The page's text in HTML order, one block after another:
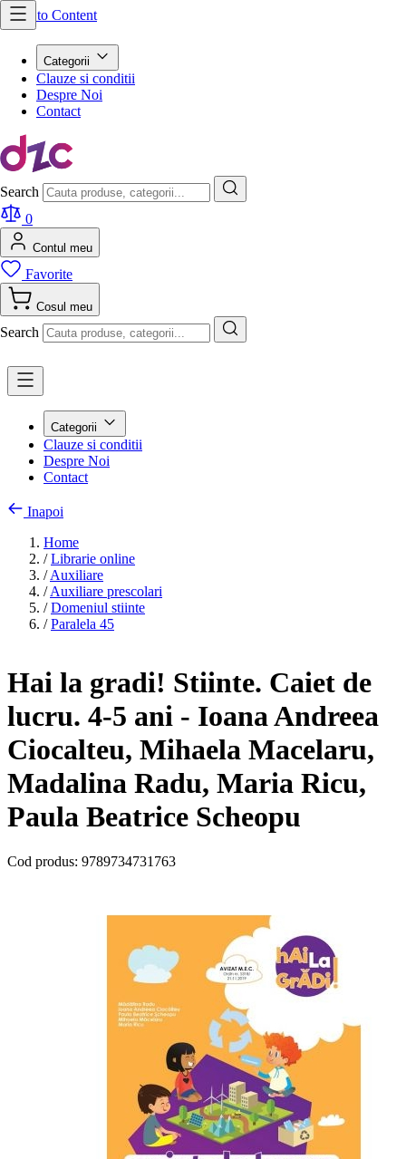
Skip to Content
Categorii
Clauze si conditii
Despre Noi
Contact
Search
0
Contul meu
Favorite
Cosul meu
Search
Categorii
Clauze si conditii
Despre Noi
Contact
Inapoi
Home
/ Librarie online
/ Auxiliare
/ Auxiliare prescolari
/ Domeniul stiinte
/ Paralela 45
Hai la gradi! Stiinte. Caiet de
lucru. 4-5 ani - Ioana Andreea
Ciocalteu, Mihaela Macelaru,
Madalina Radu, Maria Ricu,
Paula Beatrice Scheopu
Cod produs: 9789734731763